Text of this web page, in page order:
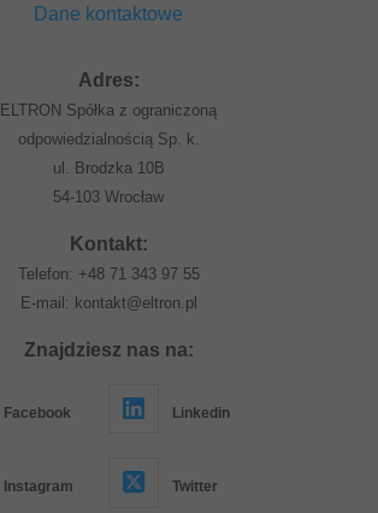
Dane kontaktowe
Adres:
ELTRON Spółka z ograniczoną
odpowiedzialnością Sp. k.
ul. Brodzka 10B
54-103 Wrocław
Kontakt:
Telefon: +48 71 343 97 55
E-mail: kontakt@eltron.pl
Znajdziesz nas na:
Facebook Linkedin
Instagram Twitter